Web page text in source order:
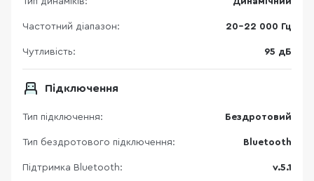
Частотний діапазон: 20-22 000 Гц
Чутливість: 95 дБ
Підключення
Тип підключення: Бездротовий
Тип бездротового підключення: Bluetooth
Підтримка Bluetooth: v.5.1